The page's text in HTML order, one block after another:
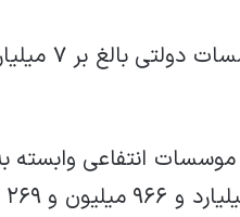
انتفاعی وابسته